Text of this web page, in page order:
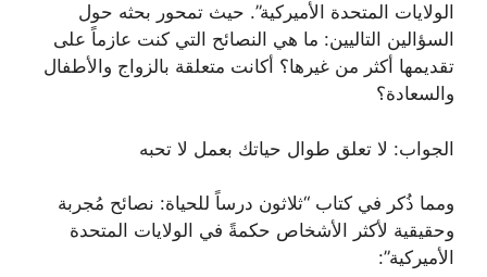
الولايات المتحدة الأميركية”. حيث تمحور بحثه حول
السؤالين التاليين: ما هي النصائح التي كنت عازماً على
تقديمها أكثر من غيرها؟ أكانت متعلقة بالزواج والأطفال
والسعادة؟
الجواب: لا تعلق طوال حياتك بعمل لا تحبه
ومما ذُكر في كتاب “ثلاثون درساً للحياة: نصائح مُجربة
وحقيقية لأكثر الأشخاص حكمةً في الولايات المتحدة
الأميركية”: